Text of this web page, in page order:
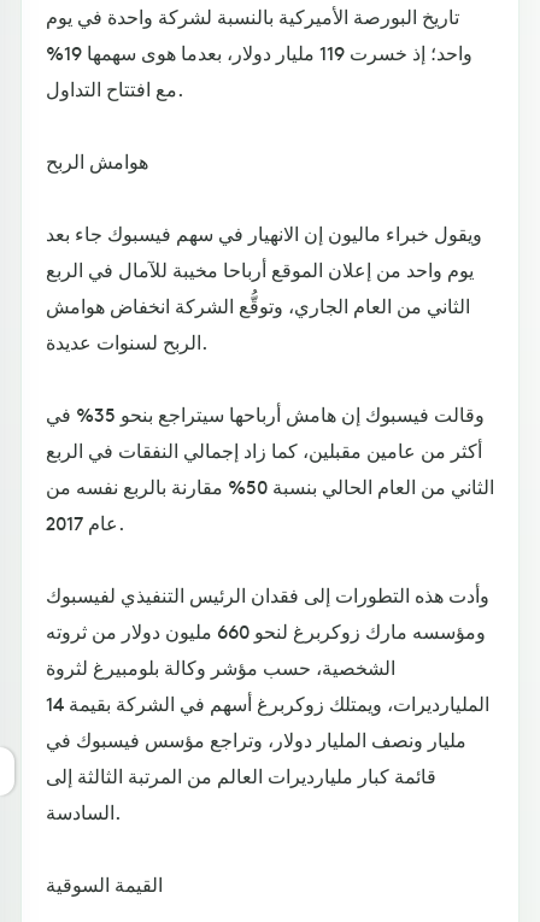
تاريخ البورصة الأميركية بالنسبة لشركة واحدة في يوم
واحد؛ إذ خسرت 119 مليار دولار، بعدما هوى سهمها 19%
مع افتتاح التداول.
هوامش الربح
ويقول خبراء ماليون إن الانهيار في سهم فيسبوك جاء بعد
يوم واحد من إعلان الموقع أرباحا مخيبة للآمال في الربع
الثاني من العام الجاري، وتوقُّع الشركة انخفاض هوامش
الربح لسنوات عديدة.
وقالت فيسبوك إن هامش أرباحها سيتراجع بنحو 35% في
أكثر من عامين مقبلين، كما زاد إجمالي النفقات في الربع
الثاني من العام الحالي بنسبة 50% مقارنة بالربع نفسه من
عام 2017.
وأدت هذه التطورات إلى فقدان الرئيس التنفيذي لفيسبوك
ومؤسسه مارك زوكربرغ لنحو 660 مليون دولار من ثروته
الشخصية، حسب مؤشر وكالة بلومبيرغ لثروة
المليارديرات، ويمتلك زوكربرغ أسهم في الشركة بقيمة 14
مليار ونصف المليار دولار، وتراجع مؤسس فيسبوك في
قائمة كبار مليارديرات العالم من المرتبة الثالثة إلى
السادسة.
القيمة السوقية